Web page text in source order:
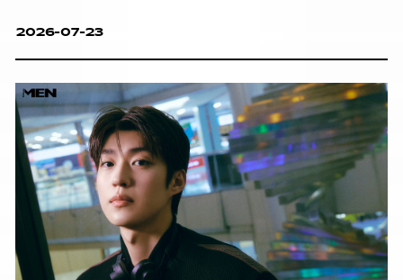
2026-07-23